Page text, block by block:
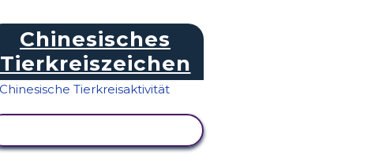
Chinesisches
Tierkreiszeichen